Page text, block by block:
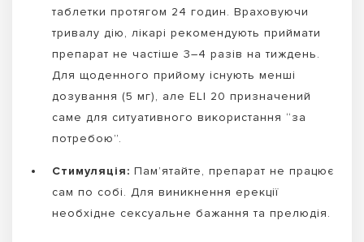
таблетки протягом 24 годин. Враховуючи
тривалу дію, лікарі рекомендують приймати
препарат не частіше 3–4 разів на тиждень.
Для щоденного прийому існують менші
дозування (5 мг), але ELI 20 призначений
саме для ситуативного використання “за
потребою”.
Стимуляція: Пам’ятайте, препарат не працює
сам по собі. Для виникнення ерекції
необхідне сексуальне бажання та прелюдія.